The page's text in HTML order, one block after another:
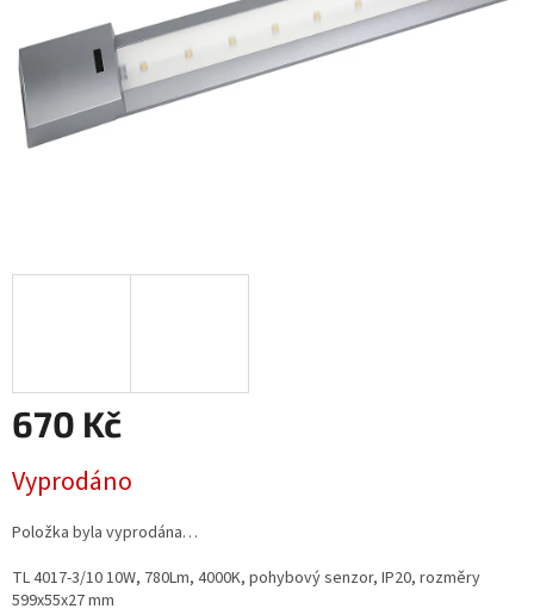
670 Kč
cena:
Vyprodáno
Položka byla vyprodána…
TL 4017-3/10 10W, 780Lm, 4000K, pohybový senzor, IP20, rozměry
599x55x27 mm